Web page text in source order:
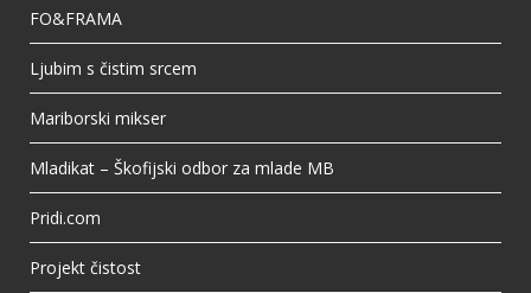
FO&FRAMA
Ljubim s čistim srcem
Mariborski mikser
Mladikat – Škofijski odbor za mlade MB
Pridi.com
Projekt čistost